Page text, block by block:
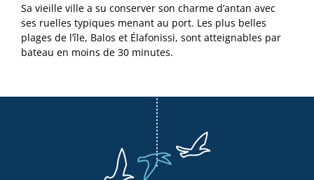
Sa vieille ville a su conserver son charme d’antan avec
ses ruelles typiques menant au port. Les plus belles
plages de l’île, Balos et Élafonissi, sont atteignables par
bateau en moins de 30 minutes.